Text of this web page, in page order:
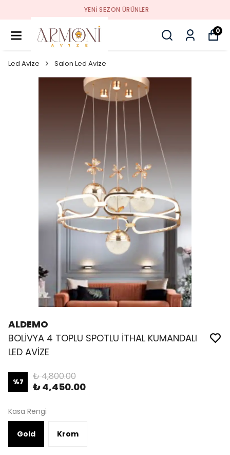
YENI SEZON ÜRÜNLER
0
Led Avize Salon Led Avize
ALDEMO
BOLİVYA 4 TOPLU SPOTLU İTHAL KUMANDALI
LED AVİZE
%7 ₺ 4,800.00
₺ 4,450.00
Kasa Rengi
Gold Krom